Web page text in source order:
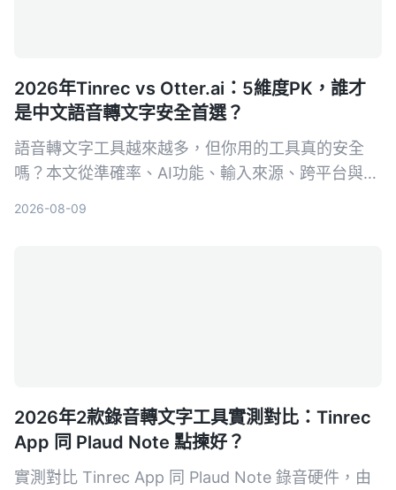
2026年Tinrec vs Otter.ai：5維度PK，誰才
是中文語音轉文字安全首選？
語音轉文字工具越來越多，但你用的工具真的安全
嗎？本文從準確率、AI功能、輸入來源、跨平台與數
2026-08-09
2026年2款錄音轉文字工具實測對比：Tinrec
App 同 Plaud Note 點揀好？
實測對比 Tinrec App 同 Plaud Note 錄音硬件，由